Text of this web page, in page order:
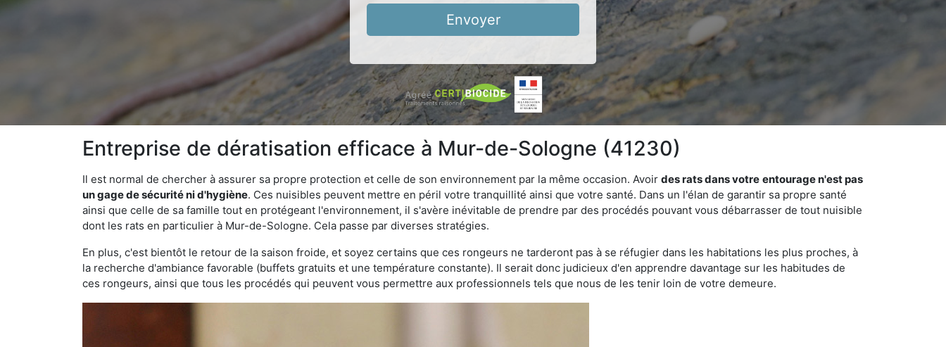
Envoyer
Entreprise de dératisation efficace à Mur-de-Sologne (41230)
Il est normal de chercher à assurer sa propre protection et celle de son environnement par la même occasion. Avoir des rats dans votre entourage n'est pas
un gage de sécurité ni d'hygiène. Ces nuisibles peuvent mettre en péril votre tranquillité ainsi que votre santé. Dans un l'élan de garantir sa propre santé
ainsi que celle de sa famille tout en protégeant l'environnement, il s'avère inévitable de prendre par des procédés pouvant vous débarrasser de tout nuisible
dont les rats en particulier à Mur-de-Sologne. Cela passe par diverses stratégies.
En plus, c'est bientôt le retour de la saison froide, et soyez certains que ces rongeurs ne tarderont pas à se réfugier dans les habitations les plus proches, à
la recherche d'ambiance favorable (buffets gratuits et une température constante). Il serait donc judicieux d'en apprendre davantage sur les habitudes de
ces rongeurs, ainsi que tous les procédés qui peuvent vous permettre aux professionnels tels que nous de les tenir loin de votre demeure.